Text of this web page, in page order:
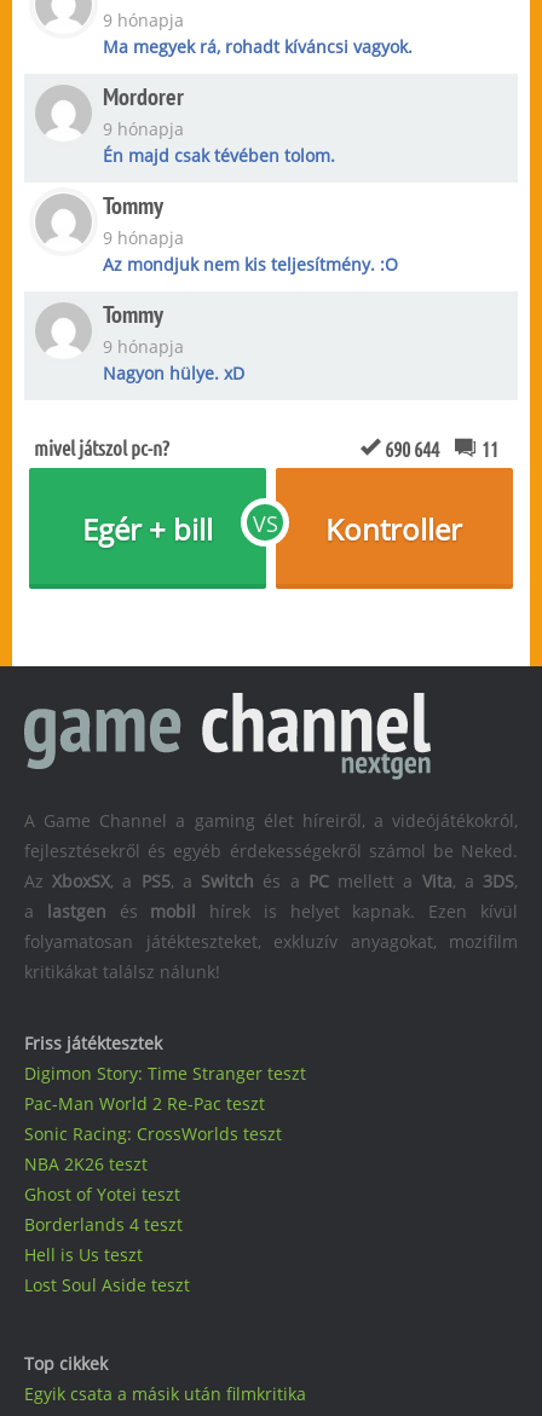
9 hónapja
Ma megyek rá, rohadt kíváncsi vagyok.
Mordorer
9 hónapja
Én majd csak tévében tolom.
Tommy
9 hónapja
Az mondjuk nem kis teljesítmény. :O
Tommy
9 hónapja
Nagyon hülye. xD
mivel játszol pc-n? 690 644 11
VS
Egér + bill Kontroller
Friss játéktesztek
Digimon Story: Time Stranger teszt
Pac-Man World 2 Re-Pac teszt
Sonic Racing: CrossWorlds teszt
NBA 2K26 teszt
Ghost of Yotei teszt
Borderlands 4 teszt
Hell is Us teszt
Lost Soul Aside teszt
Top cikkek
Egyik csata a másik után filmkritika
A Game Channel a gaming élet híreiről, a videójátékokról,
fejlesztésekről és egyéb érdekességekről számol be Neked.
AzXboxSX, a PS5, a Switch és a PCmellett a Vita, a 3DS,
a lastgen és mobil hírek is helyet kapnak. Ezen kívül
folyamatosan játékteszteket, exkluzív anyagokat, mozifilm
kritikákat találsz nálunk!